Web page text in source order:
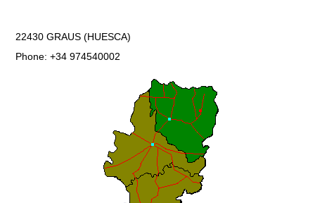
22430 GRAUS (HUESCA)
Phone: +34 974540002